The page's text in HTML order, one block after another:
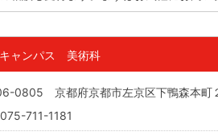
ャンパス 美術科
0805 京都府京都市左京区下鴨森本町
711-1181